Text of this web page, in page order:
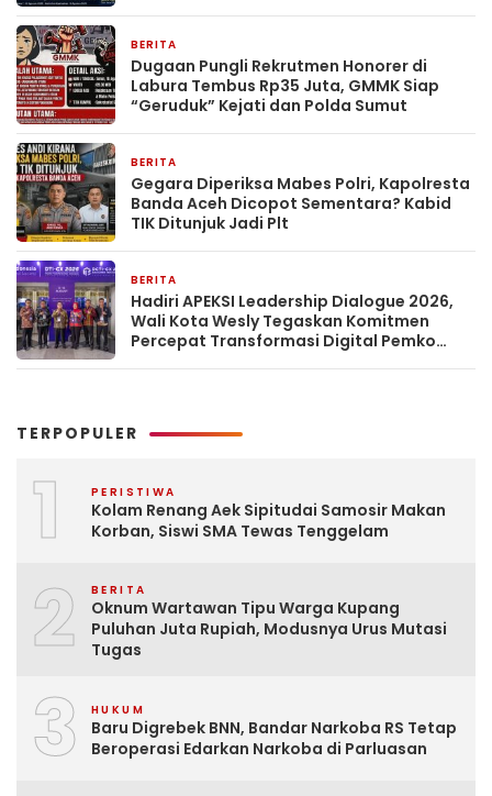
BERITA
Dugaan Pungli Rekrutmen Honorer di
Labura Tembus Rp35 Juta, GMMK Siap
“Geruduk” Kejati dan Polda Sumut
BERITA
Gegara Diperiksa Mabes Polri, Kapolresta
Banda Aceh Dicopot Sementara? Kabid
TIK Ditunjuk Jadi Plt
BERITA
Hadiri APEKSI Leadership Dialogue 2026,
Wali Kota Wesly Tegaskan Komitmen
Percepat Transformasi Digital Pemko
TERPOPULER
1 PERISTIWA
Kolam Renang Aek Sipitudai Samosir Makan
Korban, Siswi SMA Tewas Tenggelam
2 BERITA
Oknum Wartawan Tipu Warga Kupang
Puluhan Juta Rupiah, Modusnya Urus Mutasi
Tugas
3 HUKUM
Baru Digrebek BNN, Bandar Narkoba RS Tetap
Beroperasi Edarkan Narkoba di Parluasan